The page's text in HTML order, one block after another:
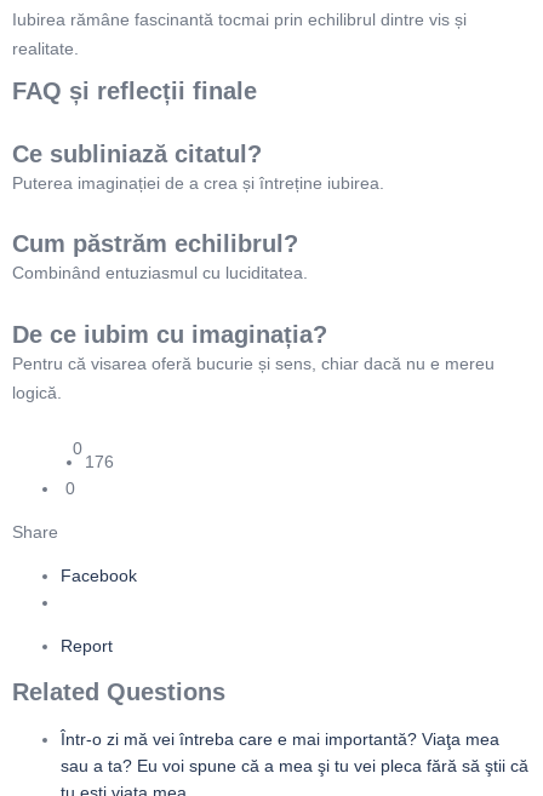
Iubirea rămâne fascinantă tocmai prin echilibrul dintre vis și
realitate.
FAQ și reflecții finale
Ce subliniază citatul?
Puterea imaginației de a crea și întreține iubirea.
Cum păstrăm echilibrul?
Combinând entuziasmul cu luciditatea.
De ce iubim cu imaginația?
Pentru că visarea oferă bucurie și sens, chiar dacă nu e mereu
logică.
0
176
0
Share
Facebook
Report
Related Questions
Într-o zi mă vei întreba care e mai importantă? Viaţa mea
sau a ta? Eu voi spune că a mea şi tu vei pleca fără să ştii că
tu eşti viaţa mea.